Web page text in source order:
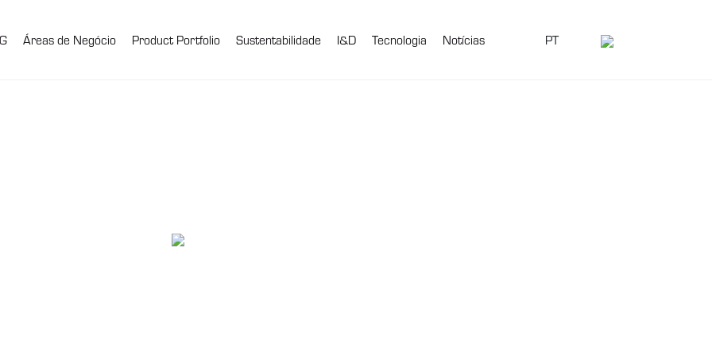
Áreas de Negócio Product Portfolio Sustentabilidade I&D Tecnologia Notícias PT